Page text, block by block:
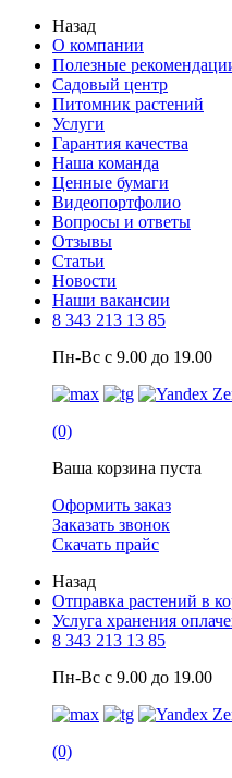
Назад
О компании
Полезные
Садовый центр
Питомник растений
Услуги
Гарантия качества
Наша команда
Ценные бумаги
Видеопортфолио
Вопросы и ответы
Отзывы
Статьи
Новости
Наши вакансии
8 343 213 13 85
Пн-Вс с 9.00 до 19.00
(0)
Ваша корзина пуста
Оформить заказ
Заказать звонок
Скачать прайс
Назад
Отправка растений в
Услуга хранения
8 343 213 13 85
Пн-Вс с 9.00 до 19.00
(0)